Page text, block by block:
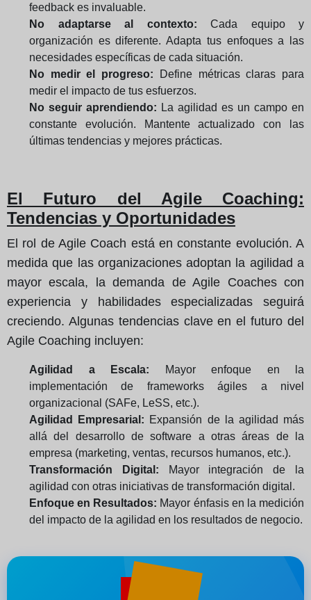
feedback es invaluable.
No adaptarse al contexto: Cada equipo y
organización es diferente. Adapta tus enfoques a las
necesidades específicas de cada situación.
No medir el progreso: Define métricas claras para
medir el impacto de tus esfuerzos.
No seguir aprendiendo: La agilidad es un campo en
constante evolución. Mantente actualizado con las
últimas tendencias y mejores prácticas.
El Futuro del Agile Coaching:
Tendencias y Oportunidades
El rol de Agile Coach está en constante evolución. A
medida que las organizaciones adoptan la agilidad a
mayor escala, la demanda de Agile Coaches con
experiencia y habilidades especializadas seguirá
creciendo. Algunas tendencias clave en el futuro del
Agile Coaching incluyen:
Agilidad a Escala: Mayor enfoque en la
implementación de frameworks ágiles a nivel
organizacional (SAFe, LeSS, etc.).
Agilidad Empresarial: Expansión de la agilidad más
allá del desarrollo de software a otras áreas de la
empresa (marketing, ventas, recursos humanos, etc.).
Transformación Digital: Mayor integración de la
agilidad con otras iniciativas de transformación digital.
Enfoque en Resultados: Mayor énfasis en la medición
del impacto de la agilidad en los resultados de negocio.